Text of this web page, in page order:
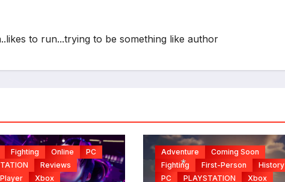
to run...trying to be something like author
Fighting Online
PC
Reviews
Xbox
Adventure
Coming Soon
Fighting
First-Person
History
PC
PLAYSTATION Xbox